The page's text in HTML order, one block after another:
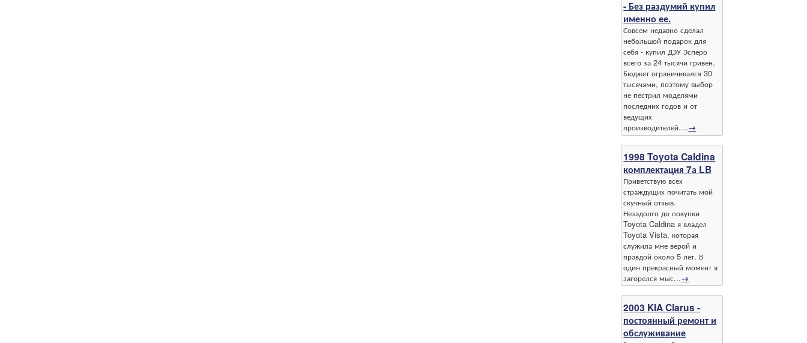
- Без раздумий купил
именно ее.
Совсем недавно сделал
небольшой подарок для
себя - купил ДЭУ Эсперо
всего за 24 тысячи гривен.
Бюджет ограничивался 30
тысячами, поэтому выбор
не пестрил моделями
последних годов и от
ведущих
производителей....→
1998 Toyota Caldina
комплектация 7а LB
Приветствую всех
страждущих почитать мой
скучный отзыв.
Незадолго до покупки
Toyota Caldina я владел
Toyota Vista, которая
служила мне верой и
правдой около 5 лет. В
один прекрасный момент я
загорелся мыс...→
2003 KIA Clarus -
постоянный ремонт и
обслуживание